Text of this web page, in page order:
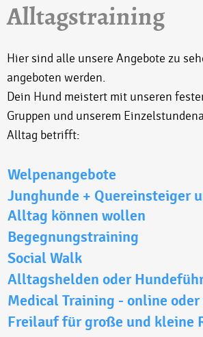
Alltagstraining
Hier sind alle unsere Angebote zu
angeboten werden.
Dein Hund meistert mit unseren
Gruppen und unserem
Alltag betrifft:
Beiträge
Welpenangebote
Junghunde + Quereinsteiger
Alltag können wollen
Begegnungstraining
Social Walk
Alltagshelden oder
Medical Training - online
Freilauf für große und kleine